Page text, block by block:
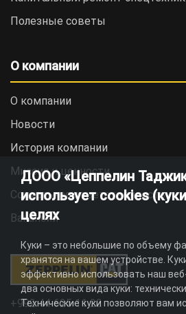
Полезные советы
О компании
О компании
Новости
История компании
Миссия и ценности
Социальная ответственность
Вакансии
+992 44 625 11 22
ДООО «Цеппелин
использует cookies
целях
Куки – это небольшие по объему
хранятся на вашем устройстве.
эффективно использовать наш
два основных вида куки:
Технические куки позволяют вам